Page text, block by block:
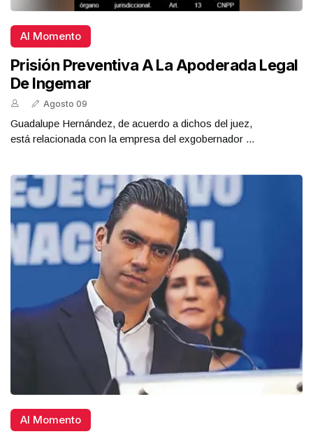
Al Momento
Prisión Preventiva A La Apoderada Legal
De Ingemar
Agosto 09
Guadalupe Hernández, de acuerdo a dichos del juez,
está relacionada con la empresa del exgobernador ...
Al Momento